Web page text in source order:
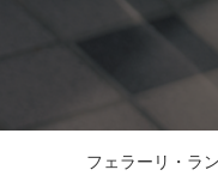
フェラーリ・ラ